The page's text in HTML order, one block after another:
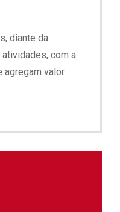
diante da
com a
agregam valor